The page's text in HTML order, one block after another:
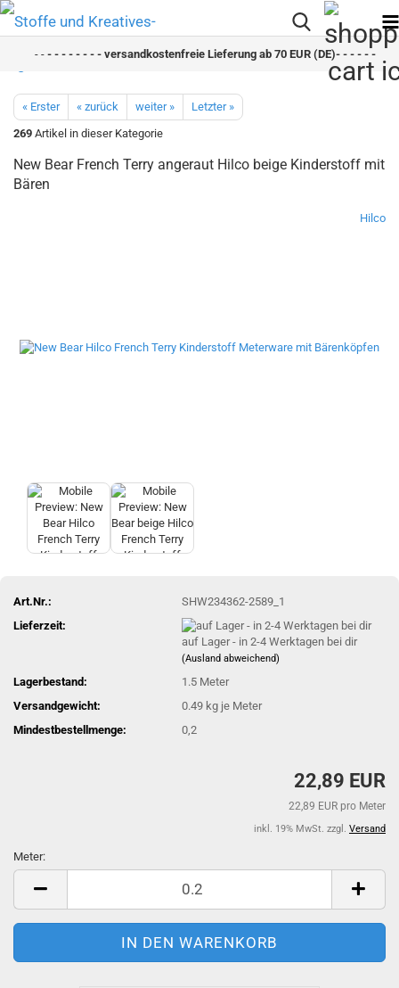
- -- - - - - - - - versandkostenfreie Lieferung ab 70 EUR (DE)- - - - - - - -
« Erster « zurück weiter »
Letzter »
269 Artikel in dieser Kategorie
New Bear French Terry angeraut Hilco beige Kinderstoff mit
Bären
Hilco
Art.Nr.:
SHW234362-2589_1
Lieferzeit:
auf Lager - in 2-4 Werktagen bei dir
(Ausland abweichend)
Lagerbestand: 1.5 Meter
Versandgewicht:
0.49 kg je Meter
Mindestbestellmenge:
0,2
22,89 EUR
22,89 EUR pro Meter
inkl. 19% MwSt. zzgl. Versand
Meter:
Meter